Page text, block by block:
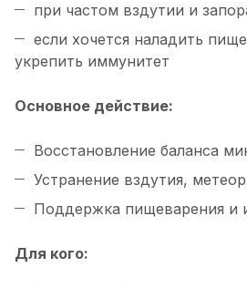
при частом вздутии и
если хочется наладить
укрепить иммунитет
Основное действие:
Восстановление баланса
Устранение вздутия,
Поддержка пищеварения и
Для кого: